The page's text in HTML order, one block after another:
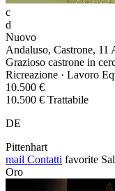
c
d
Nuovo
Andaluso, Castrone, 11
Grazioso castrone in
Ricreazione · Lavoro
10.500 €
10.500 € Trattabile
DE
Pittenhart
mail Contatti favorite
Oro